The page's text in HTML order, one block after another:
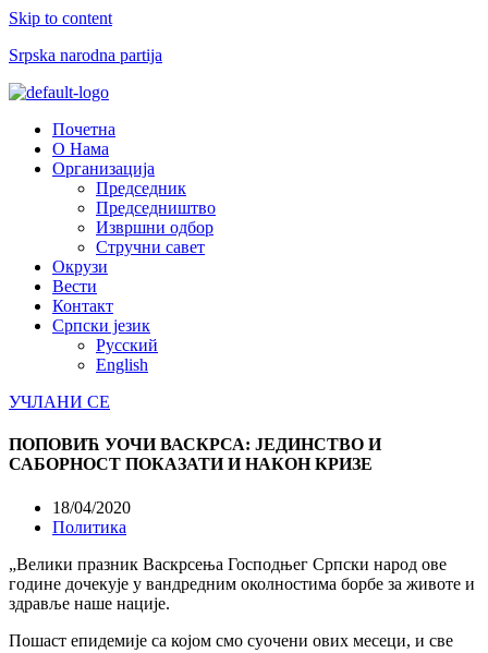
Skip to content
Srpska narodna partija
Menu
Почетна
О Нама
Организација
Председник
Председништво
Извршни одбор
Стручни савет
Окрузи
Вести
Контакт
Српски језик
Русский
English
УЧЛАНИ СЕ
ПОПОВИЋ УОЧИ ВАСКРСА: ЈЕДИНСТВО И
САБОРНОСТ ПОКАЗАТИ И НАКОН КРИЗЕ
18/04/2020
Политика
„Велики празник Васкрсења Господњег Српски народ ове
године дочекује у вандредним околностима борбе за животе и
здравље наше нације.
Пошаст епидемије са којом смо суочени ових месеци, и све